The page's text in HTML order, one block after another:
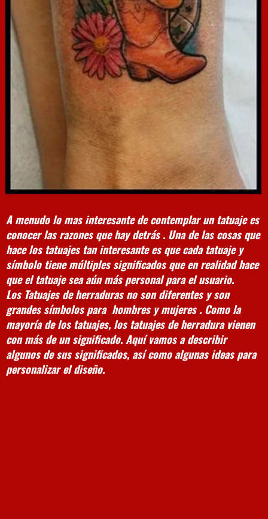
A menudo lo mas interesante de contemplar un tatuaje es
conocer las razones que hay detrás . Una de las cosas que
hace los tatuajes tan interesante es que cada tatuaje y
símbolo tiene múltiples significados que en realidad hace
que el tatuaje sea aún más personal para el usuario.
Los Tatuajes de herradurasno son diferentes y son
grandes símbolos para hombres y mujeres . Como la
mayoría de los tatuajes, los tatuajes de herradura vienen
con más de un significado. Aquí vamos a describir
algunos de sus significados, así como algunas ideas para
personalizar el diseño.